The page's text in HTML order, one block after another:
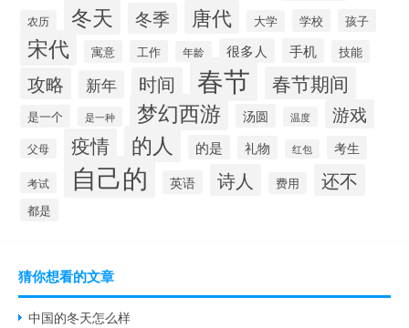
农历 冬天 冬季 唐代 大学 学校 孩子
宋代 寓意 工作 年龄 很多人 手机 技能
攻略 新年 时间 春节 春节期间
是一个 是一种 梦幻西游 汤圆 温度 游戏
父母 疫情 的人 的是 礼物 红包 考生
考试 自己的 英语 诗人 费用 还不
都是
猜你想看的文章
中国的冬天怎么样